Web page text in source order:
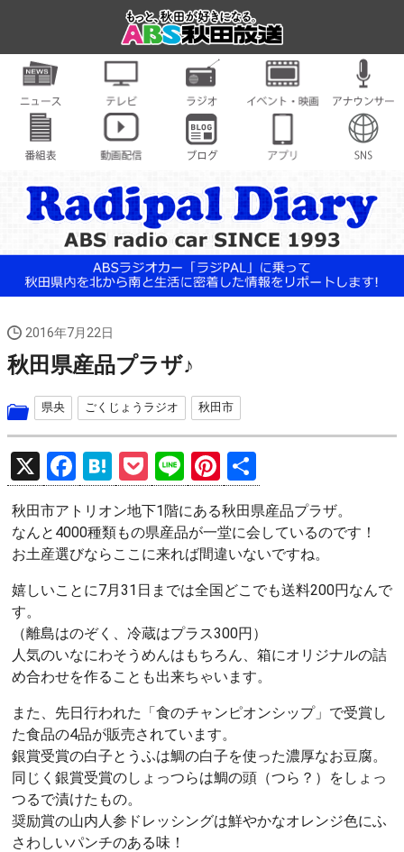
2016年7月22日
秋田県産品プラザ♪
県央 ごくじょうラジオ 秋田市
X
F
a
ce
b
o
k
H
at
e
n
a
P
o
ck
et
Li
n
e
Pi
nt
er
es
t
有
秋田市アトリオン地下1階にある秋田県産品プラザ。
なんと4000種類もの県産品が一堂に会しているのです！
お土産選びならここに来れば間違いないですね。
嬉しいことに7月31日までは全国どこでも送料200円なんで
す。
（離島はのぞく、冷蔵はプラス300円）
人気のいなにわそうめんはもちろん、箱にオリジナルの詰
め合わせを作ることも出来ちゃいます。
また、先日行われた「食のチャンピオンシップ」で受賞し
た食品の4品が販売されています。
銀賞受賞の白子とうふは鯛の白子を使った濃厚なお豆腐。
同じく銀賞受賞のしょっつらは鯛の頭（つら？）をしょっ
つるで漬けたもの。
奨励賞の山内人参ドレッシングは鮮やかなオレンジ色にふ
さわしいパンチのある味！